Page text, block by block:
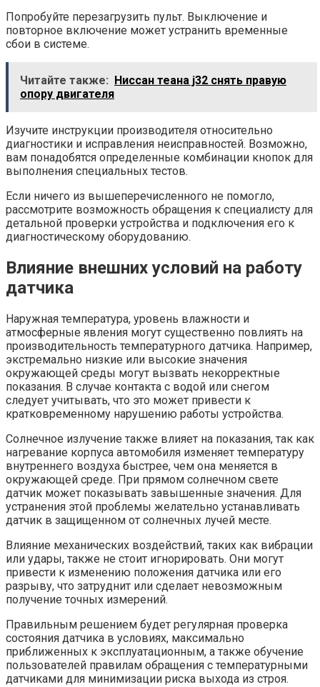
Попробуйте перезагрузить пульт. Выключение и
повторное включение может устранить временные
сбои в системе.
Читайте также:
Ниссан теана j32 снять правую
опору двигателя
Изучите инструкции производителя относительно
диагностики и исправления неисправностей. Возможно,
вам понадобятся определенные комбинации кнопок для
выполнения специальных тестов.
Если ничего из вышеперечисленного не помогло,
рассмотрите возможность обращения к специалисту для
детальной проверки устройства и подключения его к
диагностическому оборудованию.
Влияние внешних условий на работу
датчика
Наружная температура, уровень влажности и
атмосферные явления могут существенно повлиять на
производительность температурного датчика. Например,
экстремально низкие или высокие значения
окружающей среды могут вызвать некорректные
показания. В случае контакта с водой или снегом
следует учитывать, что это может привести к
кратковременному нарушению работы устройства.
Солнечное излучение также влияет на показания, так как
нагревание корпуса автомобиля изменяет температуру
внутреннего воздуха быстрее, чем она меняется в
окружающей среде. При прямом солнечном свете
датчик может показывать завышенные значения. Для
устранения этой проблемы желательно устанавливать
датчик в защищенном от солнечных лучей месте.
Влияние механических воздействий, таких как вибрации
или удары, также не стоит игнорировать. Они могут
привести к изменению положения датчика или его
разрыву, что затруднит или сделает невозможным
получение точных измерений.
Правильным решением будет регулярная проверка
состояния датчика в условиях, максимально
приближенных к эксплуатационным, а также обучение
пользователей правилам обращения с температурными
датчиками для минимизации риска выхода из строя.